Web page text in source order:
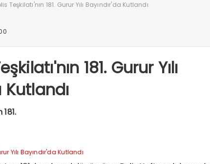
Teşkilatı'nın 181. Gurur Yılı Bayındır'da Kutlandı
181. Gurur Yılı
Kutlandı